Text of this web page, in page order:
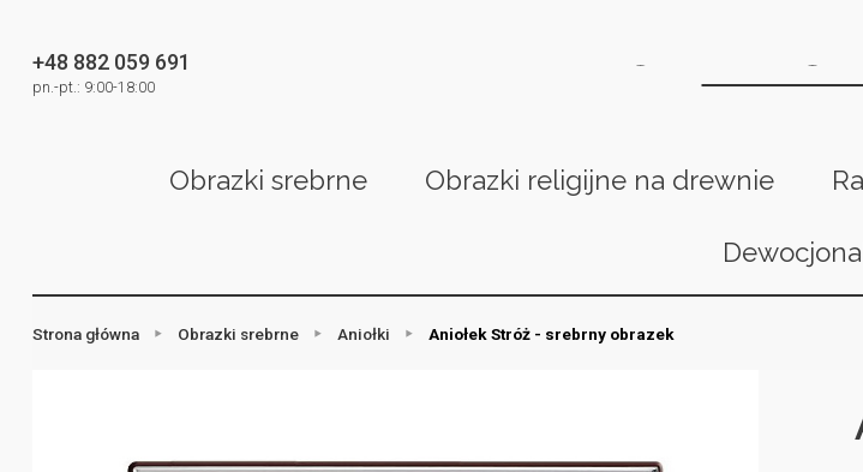
+48 882 059 691
pn.-pt.: 9:00-18:00
Obrazki srebrne Obrazki religijne na drewnie
Strona główna Obrazki srebrne Aniołki Aniołek Stróż - srebrny obrazek